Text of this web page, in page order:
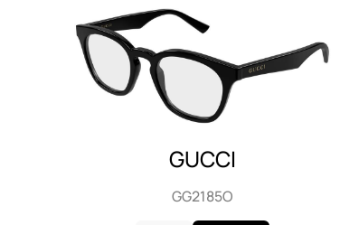
SAINT LAURENT
SL 906